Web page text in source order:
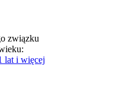
związku
lat i więcej